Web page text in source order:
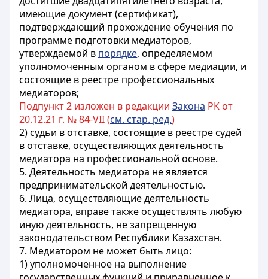
имеющие документ (сертификат),
подтверждающий прохождение обучения по
программе подготовки медиаторов,
утверждаемой в порядке, определяемом
уполномоченным органом в сфере медиации, и
состоящие в реестре профессиональных
медиаторов;
Подпункт 2 изложен в редакции Закона РК от
20.12.21 г. № 84-VII (см. стар. ред.)
2) судьи в отставке, состоящие в реестре судей
в отставке, осуществляющих деятельность
медиатора на профессиональной основе.
5. Деятельность медиатора не является
предпринимательской деятельностью.
6. Лица, осуществляющие деятельность
медиатора, вправе также осуществлять любую
иную деятельность, не запрещенную
законодательством Республики Казахстан.
7. Медиатором не может быть лицо:
1) уполномоченное на выполнение